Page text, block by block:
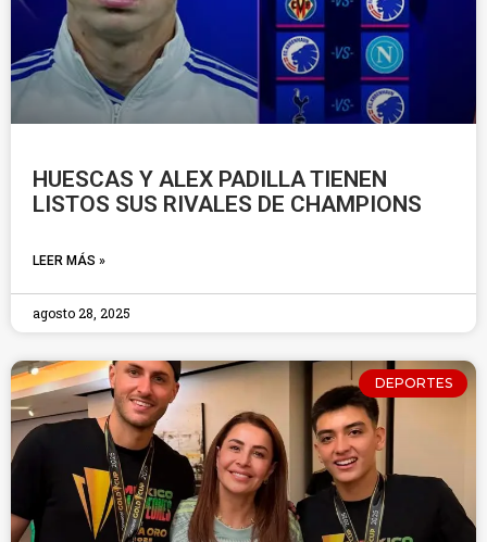
HUESCAS Y ALEX PADILLA TIENEN
LISTOS SUS RIVALES DE CHAMPIONS
LEER MÁS »
agosto 28, 2025
DEPORTES